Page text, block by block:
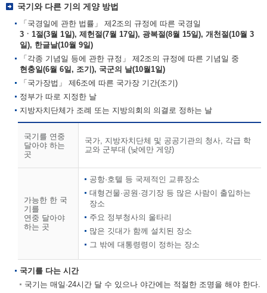
국기와 다른 기의 게양 방법
「국경일에 관한 법률」 제2조의 규정에 따른 국경일
3ㆍ1절(3월 1일), 제헌절(7월 17일), 광복절(8월 15일), 개천절(10월 3
일), 한글날(10월 9일)
「각종 기념일 등에 관한 규정」 제2조의 규정에 따른 기념일 중
현충일(6월 6일, 조기), 국군의 날(10월1일)
「국가장법」 제6조에 따른 국가장 기간(조기)
정부가 따로 지정한 날
지방자치단체가 조례 또는 지방의회의 의결로 정하는 날
국기를 연중
달아야 하는
곳
국가, 지방자치단체 및 공공기관의 청사, 각급 학
교와 군부대 (낮에만 게양)
가능한 한 국
기를
연중 달아야
하는 곳
공항·호텔 등 국제적인 교류장소
대형건물·공원·경기장 등 많은 사람이 출입하는
장소
주요 정부청사의 울타리
많은 깃대가 함께 설치된 장소
그 밖에 대통령령이 정하는 장소
국기를 다는 시간
국기는 매일·24시간 달 수 있으나 야간에는 적절한 조명을 해야 한다.